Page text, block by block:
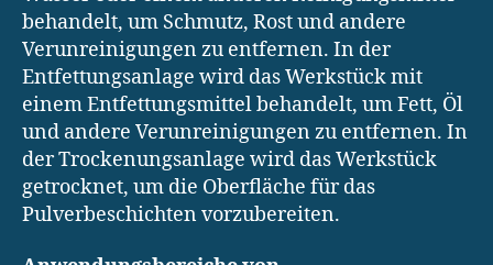
behandelt, um Schmutz, Rost und andere
Verunreinigungen zu entfernen. In der
Entfettungsanlage wird das Werkstück mit
einem Entfettungsmittel behandelt, um Fett, Öl
und andere Verunreinigungen zu entfernen. In
der Trockenungsanlage wird das Werkstück
getrocknet, um die Oberfläche für das
Pulverbeschichten vorzubereiten.